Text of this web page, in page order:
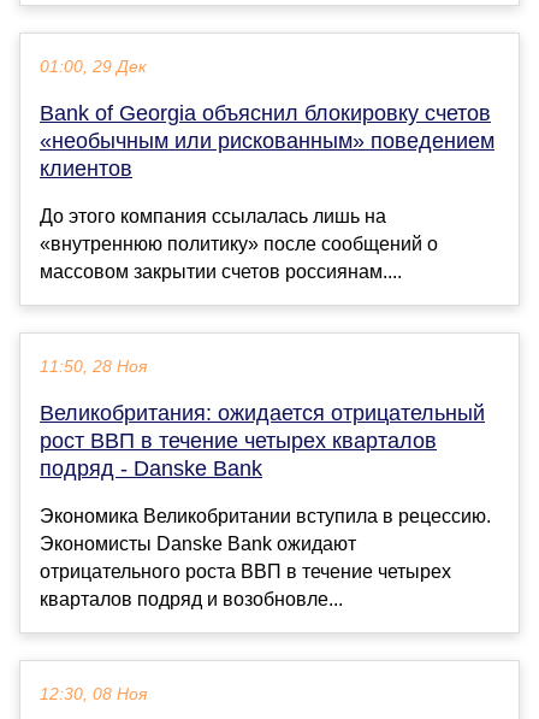
01:00, 29 Дек
Bank of Georgia объяснил блокировку счетов
«необычным или рискованным» поведением
клиентов
До этого компания ссылалась лишь на
«внутреннюю политику» после сообщений о
массовом закрытии счетов россиянам....
11:50, 28 Ноя
Великобритания: ожидается отрицательный
рост ВВП в течение четырех кварталов
подряд - Danske Bank
Экономика Великобритании вступила в рецессию.
Экономисты Danske Bank ожидают
отрицательного роста ВВП в течение четырех
кварталов подряд и возобновле...
12:30, 08 Ноя